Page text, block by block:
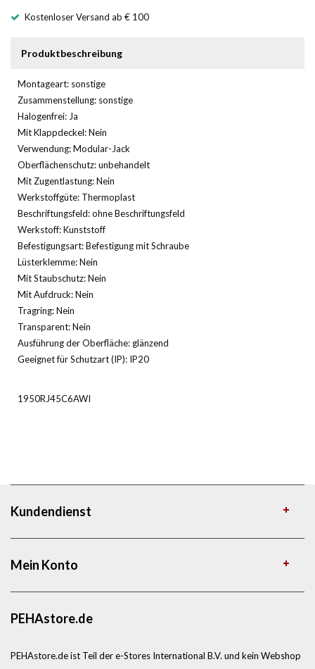
Kostenloser Versand ab € 100
Produktbeschreibung
Montageart: sonstige
Zusammenstellung: sonstige
Halogenfrei: Ja
Mit Klappdeckel: Nein
Verwendung: Modular-Jack
Oberflächenschutz: unbehandelt
Mit Zugentlastung: Nein
Werkstoffgüte: Thermoplast
Beschriftungsfeld: ohne Beschriftungsfeld
Werkstoff: Kunststoff
Befestigungsart: Befestigung mit Schraube
Lüsterklemme: Nein
Mit Staubschutz: Nein
Mit Aufdruck: Nein
Tragring: Nein
Transparent: Nein
Ausführung der Oberfläche: glänzend
Geeignet für Schutzart (IP): IP20
1950RJ45C6AWI
Kundendienst
Mein Konto
PEHAstore.de
PEHAstore.de ist Teil der e-Stores International B.V. und kein Webshop